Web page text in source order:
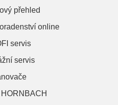
přehled
online
servis
servis